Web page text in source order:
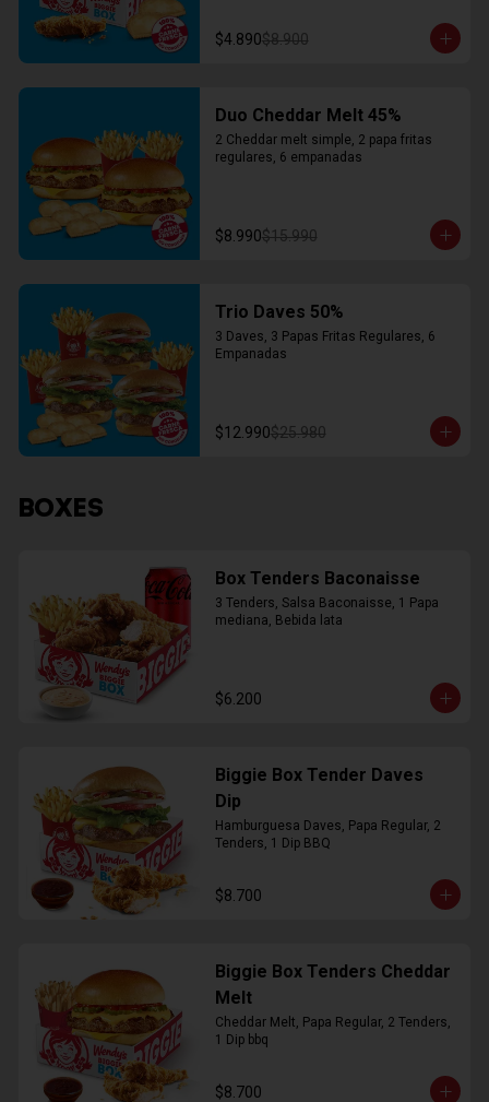
$4.890$8.900
Duo Cheddar Melt 45%
2 Cheddar melt simple, 2 papa fritas
regulares, 6 empanadas
$8.990$15.990
Trio Daves 50%
3 Daves, 3 Papas Fritas Regulares, 6
Empanadas
$12.990$25.980
BOXES
Box Tenders Baconaisse
3 Tenders, Salsa Baconaisse, 1 Papa
mediana, Bebida lata
$6.200
Biggie Box Tender Daves
Dip
Hamburguesa Daves, Papa Regular, 2
Tenders, 1 Dip BBQ
$8.700
Biggie Box Tenders Cheddar
Melt
Cheddar Melt, Papa Regular, 2 Tenders,
1 Dip bbq
$8.700